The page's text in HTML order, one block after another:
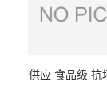
供应 食品级 抗